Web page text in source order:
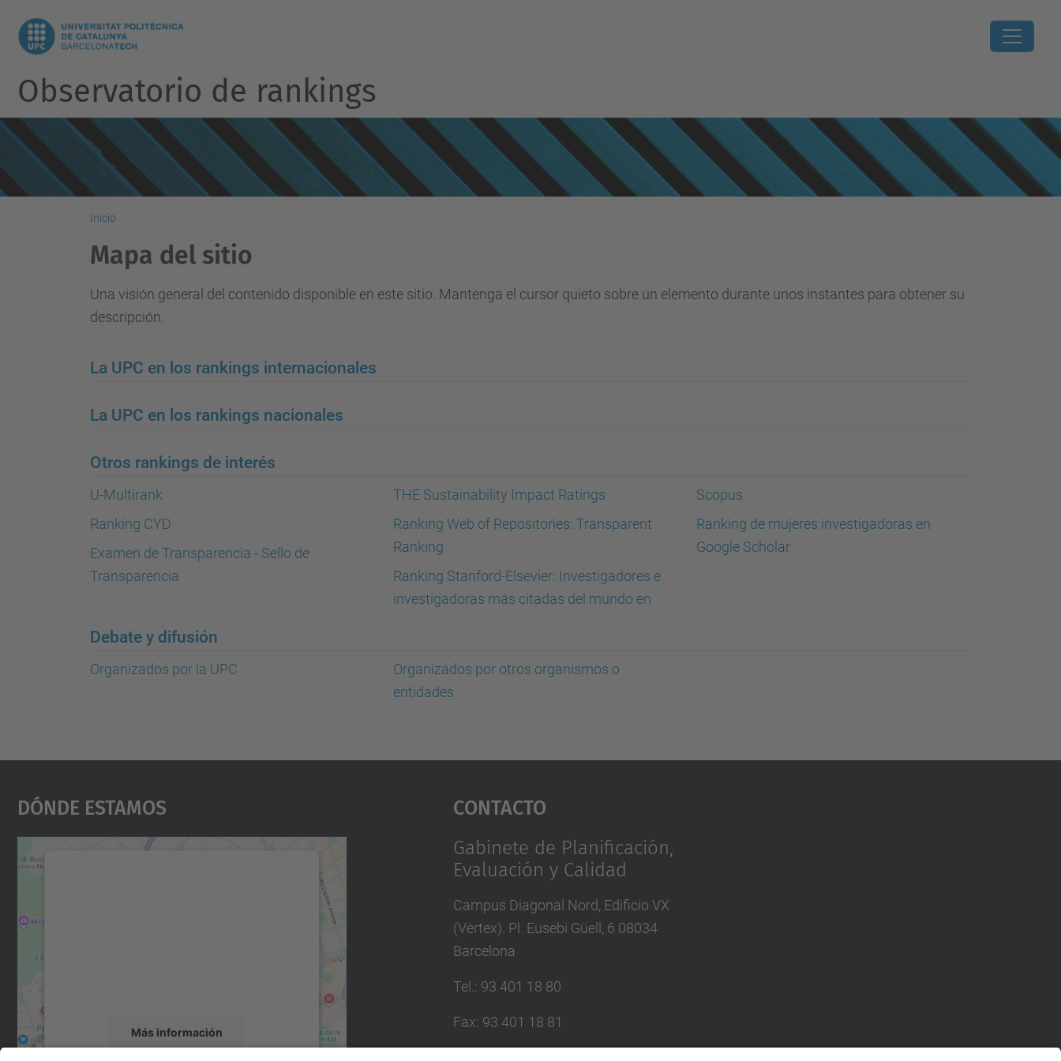
Observatorio de rankings
Inicio
Mapa del sitio
Una visión general del contenido disponible en este sitio. Mantenga el cursor quieto sobre un elemento durante unos instantes para obtener su
descripción.
La UPC en los rankings internacionales
La UPC en los rankings nacionales
Otros rankings de interés
U-Multirank
Ranking CYD
Examen de Transparencia - Sello de
Transparencia
THE Sustainability Impact Ratings
Ranking Web of Repositories: Transparent
Ranking
Ranking Stanford-Elsevier: Investigadores e
investigadoras más citadas del mundo en
Scopus
Ranking de mujeres investigadoras en
Google Scholar
Debate y difusión
Organizados por la UPC
Organizados por otros organismos o
entidades
Dónde Estamos
Más información
Contacto
Gabinete de Planificación,
Evaluación y Calidad
Campus Diagonal Nord, Edificio VX
(Vèrtex). Pl. Eusebi Güell, 6 08034
Barcelona
Tel. : 93 401 18 80
Fax: 93 401 18 81